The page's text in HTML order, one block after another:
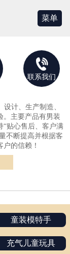
菜单

联系我们
计、生产制造、
。主要产品有男装
“贴心售后、客户满
不断提高并根据客
的信赖！
列：童装模特手
童装模特手
充气儿童玩具